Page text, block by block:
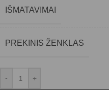
IŠMATAVIMAI
PREKINIS ŽENKLAS
- +